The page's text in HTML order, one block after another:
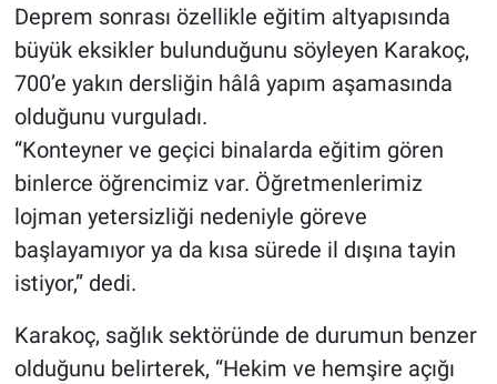
Deprem sonrası özellikle eğitim altyapısında
büyük eksikler bulunduğunu söyleyen Karakoç,
700’e yakın dersliğin hâlâ yapım aşamasında
olduğunu vurguladı.
“Konteyner ve geçici binalarda eğitim gören
binlerce öğrencimiz var. Öğretmenlerimiz
lojman yetersizliği nedeniyle göreve
başlayamıyor ya da kısa sürede il dışına tayin
istiyor,” dedi.
Karakoç, sağlık sektöründe de durumun benzer
olduğunu belirterek, “Hekim ve hemşire açığı